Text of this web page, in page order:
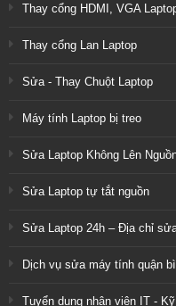
Thay cổng HDMI, VGA
Thay cổng Lan Laptop
Sửa - Thay Chuột Laptop
Máy tính Laptop bị treo
Sửa Laptop Không Lên
Sửa Laptop tự tắt nguồn
Sửa Laptop 24h – Địa chỉ
Dịch vụ sửa máy tính quận
Tuyển dụng nhân viên IT -